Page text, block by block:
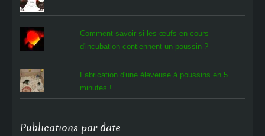
Comment savoir si les œufs en cours
d'incubation contiennent un poussin ?
Fabrication d'une éleveuse à poussins en 5
minutes !
Publications par date